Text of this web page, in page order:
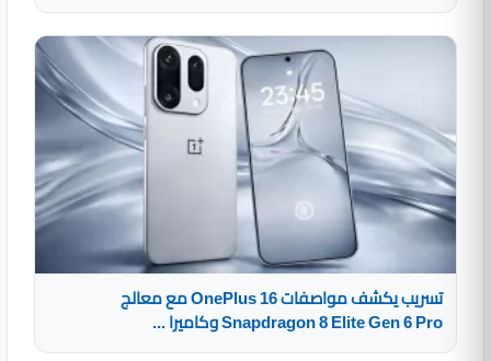
تسريب يكشف مواصفات OnePlus 16 مع معالج
Snapdragon 8 Elite Gen 6 Pro وكاميرا ...